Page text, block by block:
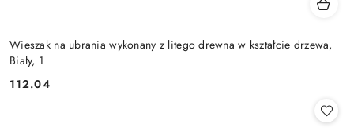
Wieszak na ubrania wykonany z litego drewna w kształcie drzewa,
Biały, 1
Cena:
112.04